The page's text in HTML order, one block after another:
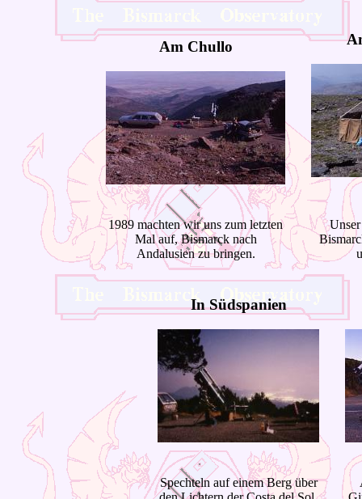
Am Chullo
1989 machten wir uns zum letzten
Mal auf, Bismarck nach
Andalusien zu bringen.
In Südspanien
Spechteln auf einem Berg über